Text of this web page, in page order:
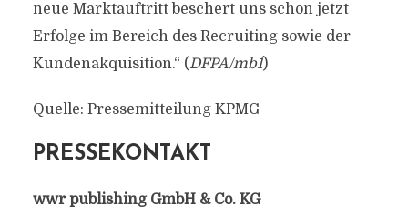
neue Marktauftritt beschert uns schon jetzt
Erfolge im Bereich des Recruiting sowie der
Kundenakquisition.“ (DFPA/mb1)
Quelle: Pressemitteilung KPMG
PRESSEKONTAKT
wwr publishing GmbH & Co. KG